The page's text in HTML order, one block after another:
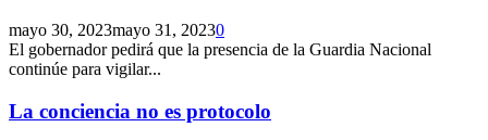
mayo 30, 2023mayo 31, 20230
El gobernador pedirá que la presencia de la Guardia Nacional
continúe para vigilar...
La conciencia no es protocolo